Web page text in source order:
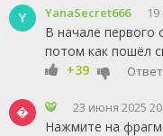
Y YanaSecret666
В начале первого
потом как пошёл
+39
 🐯 23 июня 2025
Нажмите на